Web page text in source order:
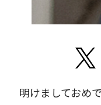
明けましておめで